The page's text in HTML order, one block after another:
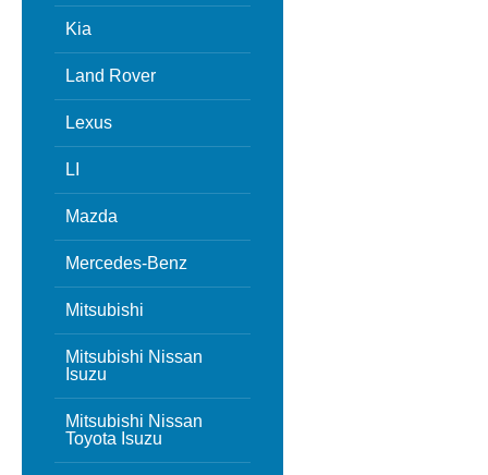
Kia
Land Rover
Lexus
LI
Mazda
Mercedes-Benz
Mitsubishi
Mitsubishi Nissan
Isuzu
Mitsubishi Nissan
Toyota Isuzu